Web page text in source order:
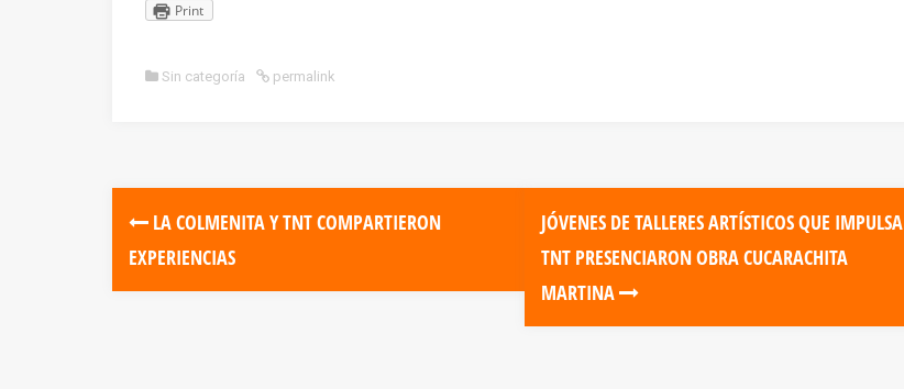
Print
Sin categoría permalink
LA COLMENITA Y TNT COMPARTIERON
EXPERIENCIAS
JÓVENES DE TALLERES ARTÍSTICOS QUE IMPULSA
TNT PRESENCIARON OBRA CUCARACHITA
MARTINA